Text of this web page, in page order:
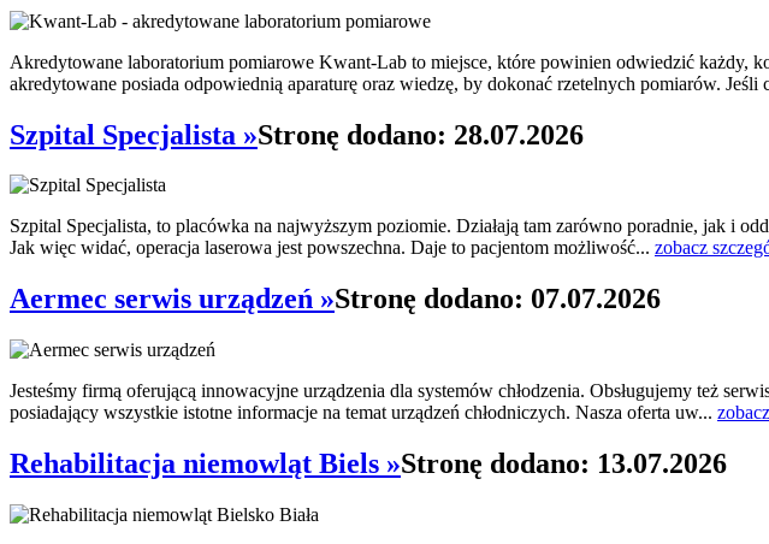
Akredytowane laboratorium pomiarowe Kwant-Lab to miejsce, które powinien odwiedzić każdy,
akredytowane posiada odpowiednią aparaturę oraz wiedzę, by dokonać rzetelnych pomiarów. Jeśli
Szpital Specjalista »Stronę dodano: 28.07.2026
Szpital Specjalista, to placówka na najwyższym poziomie. Działają tam zarówno poradnie, jak i
Jak więc widać, operacja laserowa jest powszechna. Daje to pacjentom możliwość... zobacz
Aermec serwis urządzeń »Stronę dodano: 07.07.2026
Jesteśmy firmą oferującą innowacyjne urządzenia dla systemów chłodzenia. Obsługujemy też
posiadający wszystkie istotne informacje na temat urządzeń chłodniczych. Nasza oferta uw...
Rehabilitacja niemowląt Biels »Stronę dodano: 13.07.2026